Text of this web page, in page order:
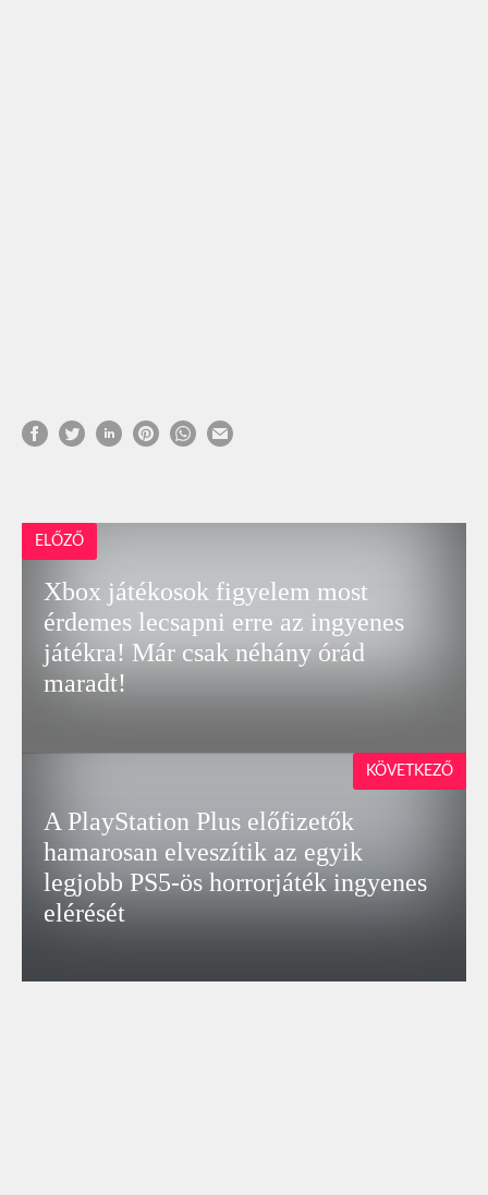
ELŐZŐ
Xbox játékosok figyelem most
érdemes lecsapni erre az ingyenes
játékra! Már csak néhány órád
maradt!
A PlayStation Plus előfizetők
hamarosan elveszítik az egyik
legjobb PS5-ös horrorjáték ingyenes
elérését
KÖVETKEZŐ